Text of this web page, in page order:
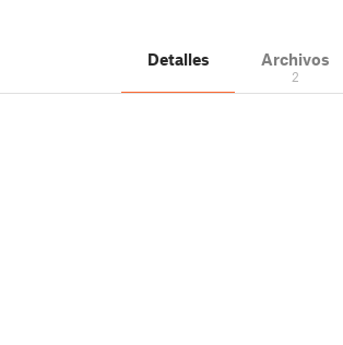
Detalles Archivos
2